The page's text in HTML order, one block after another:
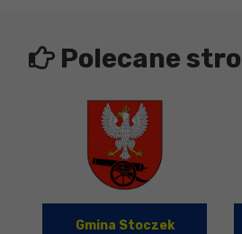
Polecane
Gmina Stoczek